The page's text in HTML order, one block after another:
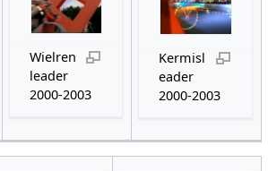
Wielren
leader
2000-2003
Kermisl
eader
2000-2003